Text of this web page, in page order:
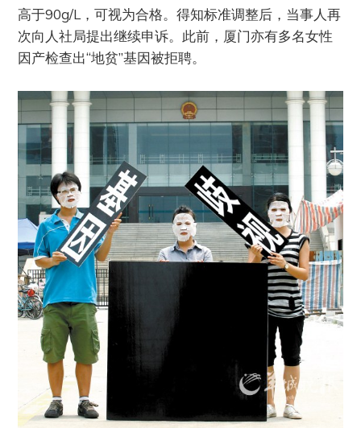
高于90g/L，可视为合格。得知标准调整后，当事人再
次向人社局提出继续申诉。此前，厦门亦有多名女性
因产检查出“地贫”基因被拒聘。